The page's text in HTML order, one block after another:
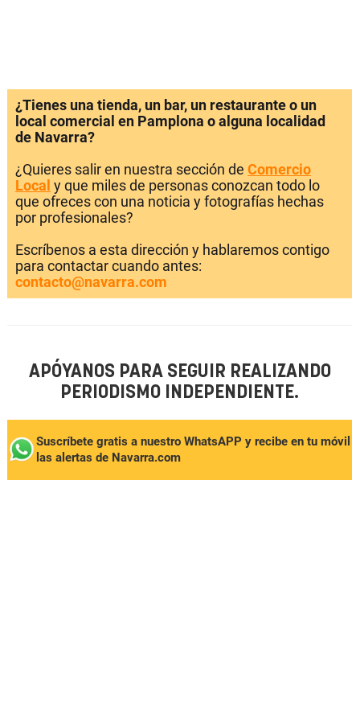
¿Tienes una tienda, un bar, un restaurante o un
local comercial en Pamplona o alguna localidad
de Navarra?
¿Quieres salir en nuestra sección de Comercio
Local y que miles de personas conozcan todo lo
que ofreces con una noticia y fotografías hechas
por profesionales?
Escríbenos a esta dirección y hablaremos contigo
para contactar cuando antes:
contacto@navarra.com
APÓYANOS PARA SEGUIR REALIZANDO
PERIODISMO INDEPENDIENTE.
Suscríbete gratis a nuestro WhatsAPP y recibe en tu móvil
las alertas de Navarra.com